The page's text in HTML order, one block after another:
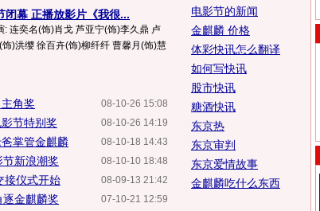
闭幕 正播放影片《我很...
: 连奕名(饰)肖戈 芦亚宁(饰)李久鼎 卢
)洪缨 徐百卉(饰)柳纤纤 曹馨月(饰)慧
08-10-26 15:08
角奖
08-10-26 14:19
节特别奖
08-10-18 14:43
掌管金麒麟
08-10-10 18:48
新浪潮奖
08-09-13 21:42
接仪式开始
07-10-21 12:59
金麒麟奖
电影节的新闻
金麒麟 价格
体彩快讯怎么翻译
如何写快讯
股市快讯
糖酒快讯
东京热
东京审判
东京爱情故事
金麒麟吃什么东西